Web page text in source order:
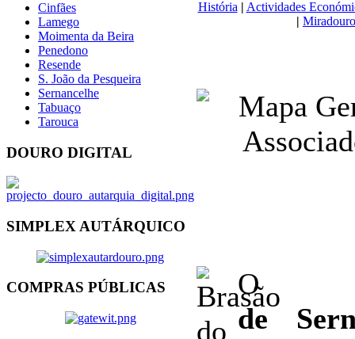
Cinfães
Lamego
Moimenta da Beira
Penedono
Resende
S. João da Pesqueira
Sernancelhe
Tabuaço
Tarouca
DOURO DIGITAL
SIMPLEX AUTÁRQUICO
COMPRAS PÚBLICAS
História | Actividades
|
de